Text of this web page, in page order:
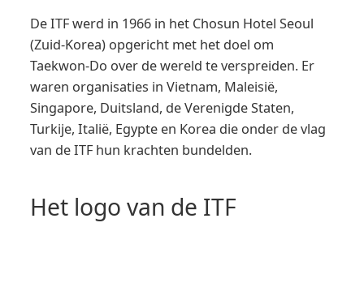
De ITF werd in 1966 in het Chosun Hotel Seoul
(Zuid-Korea) opgericht met het doel om
Taekwon-Do over de wereld te verspreiden. Er
waren organisaties in Vietnam, Maleisië,
Singapore, Duitsland, de Verenigde Staten,
Turkije, Italië, Egypte en Korea die onder de vlag
van de ITF hun krachten bundelden.
Het logo van de ITF